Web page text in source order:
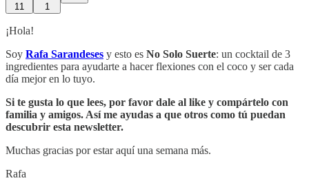
11 1
¡Hola!
Soy Rafa Sarandeses y esto es No Solo Suerte: un cocktail de 3
ingredientes para ayudarte a hacer flexiones con el coco y ser cada
día mejor en lo tuyo.
Si te gusta lo que lees, por favor dale al like y compártelo con
familia y amigos. Así me ayudas a que otros como tú puedan
descubrir esta newsletter.
Muchas gracias por estar aquí una semana más.
Rafa